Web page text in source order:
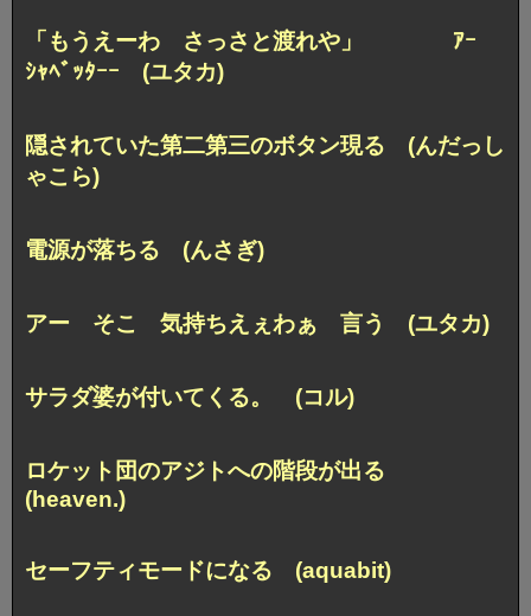
「もうえーわ さっさと渡れや」 ｱｰ
ｼｬﾍﾞｯﾀｰｰ (ユタカ)
隠されていた第二第三のボタン現る (んだっし
ゃこら)
電源が落ちる (んさぎ)
アー そこ 気持ちえぇわぁ 言う (ユタカ)
サラダ婆が付いてくる。 (コル)
ロケット団のアジトへの階段が出る
(heaven.)
セーフティモードになる (aquabit)